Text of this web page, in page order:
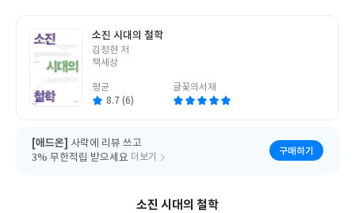
소진 시대의 철학
글
쓴
김정현 저
책세상
평균
8.7 (6)
글꽃의서재
[애드온] 사락에 리뷰 쓰고
3% 무한적립 받으세요 더보기
구매하기
소진 시대의 철학